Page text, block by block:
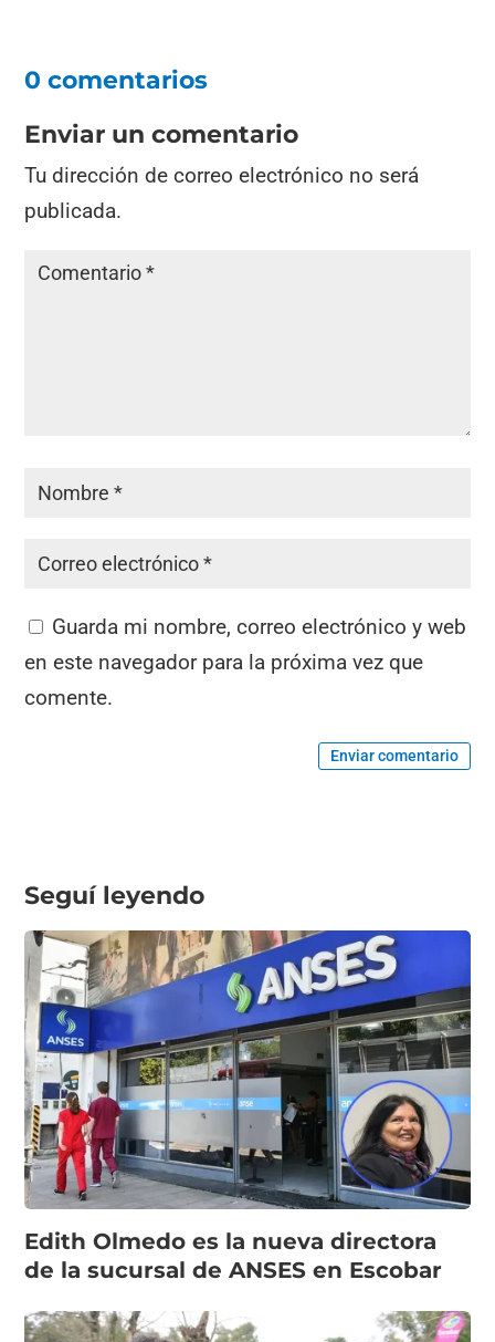
0 comentarios
Enviar un comentario
Tu dirección de correo electrónico no será
publicada.
Guarda mi nombre, correo electrónico y web
en este navegador para la próxima vez que
comente.
Enviar comentario
Seguí leyendo
Edith Olmedo es la nueva directora
de la sucursal de ANSES en Escobar